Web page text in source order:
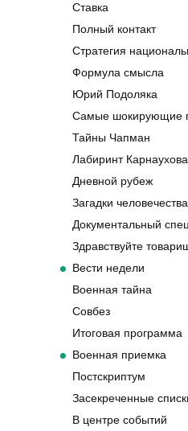
Ставка
Полный контакт
Стратегия
Формула смысла
Юрий Подоляка
Самые шокирующие
Тайны Чапман
Лабиринт Карнаухова
Дневной рубеж
Загадки человечества
Документальный
Здравствуйте
Вести недели
Военная тайна
Совбез
Итоговая программа
Военная приемка
Постскриптум
Засекреченные
В центре событий